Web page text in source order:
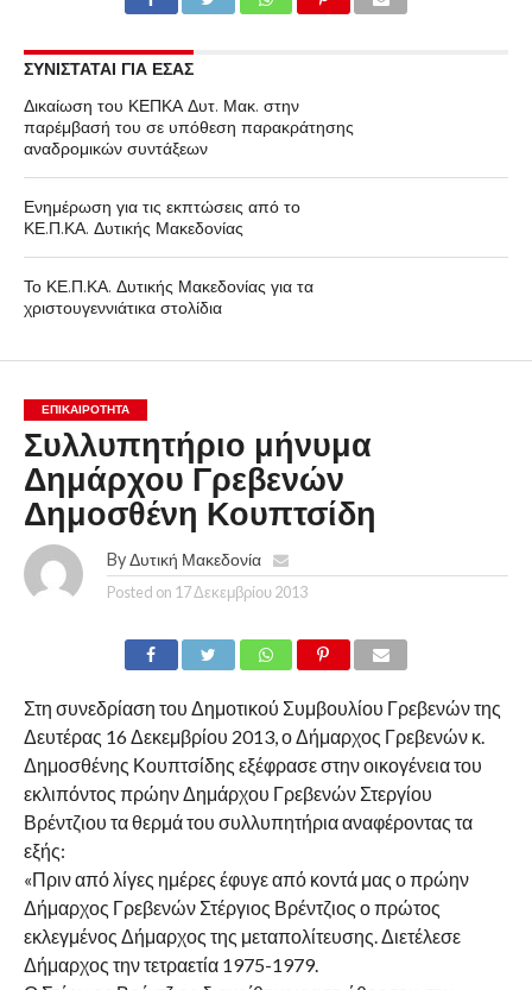
ΣΥΝΙΣΤΑΤΑΙ ΓΙΑ ΕΣΑΣ
Δικαίωση του ΚΕΠΚΑ Δυτ. Μακ. στην
παρέμβασή του σε υπόθεση παρακράτησης
αναδρομικών συντάξεων
Ενημέρωση για τις εκπτώσεις από το
ΚΕ.Π.ΚΑ. Δυτικής Μακεδονίας
Το ΚΕ.Π.ΚΑ. Δυτικής Μακεδονίας για τα
χριστουγεννιάτικα στολίδια
ΕΠΙΚΑΙΡΟΤΗΤΑ
Συλλυπητήριο μήνυμα
Δημάρχου Γρεβενών
Δημοσθένη Κουπτσίδη
By Δυτική Μακεδονία
Posted on 17 Δεκεμβρίου 2013
Στη συνεδρίαση του Δημοτικού Συμβουλίου Γρεβενών της
Δευτέρας 16 Δεκεμβρίου 2013, ο Δήμαρχος Γρεβενών κ.
Δημοσθένης Κουπτσίδης εξέφρασε στην οικογένεια του
εκλιπόντος πρώην Δημάρχου Γρεβενών Στεργίου
Βρέντζιου τα θερμά του συλλυπητήρια αναφέροντας τα
εξής:
«Πριν από λίγες ημέρες έφυγε από κοντά μας ο πρώην
Δήμαρχος Γρεβενών Στέργιος Βρέντζιος ο πρώτος
εκλεγμένος Δήμαρχος της μεταπολίτευσης. Διετέλεσε
Δήμαρχος την τετραετία 1975-1979.